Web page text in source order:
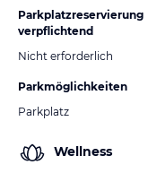
Parkplatzreservierung
verpflichtend
Nicht erforderlich
Parkmöglichkeiten
Parkplatz
Wellness